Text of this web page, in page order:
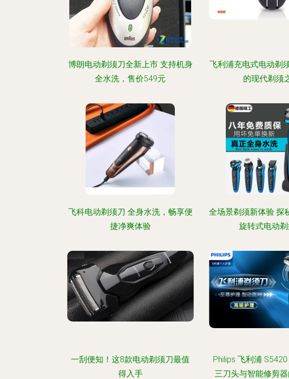
博朗电动剃须刀全新上市 支持机身
全水洗，售价549元
飞利浦充电式电动剃
的现代剃须
飞科电动剃须刀 全身水洗，畅享便
捷净爽体验
全场景剃须新体验 探
旋转式电动
一刮便知！这8款电动剃须刀最值
得入手
Philips 飞利浦
三刀头与智能修剪